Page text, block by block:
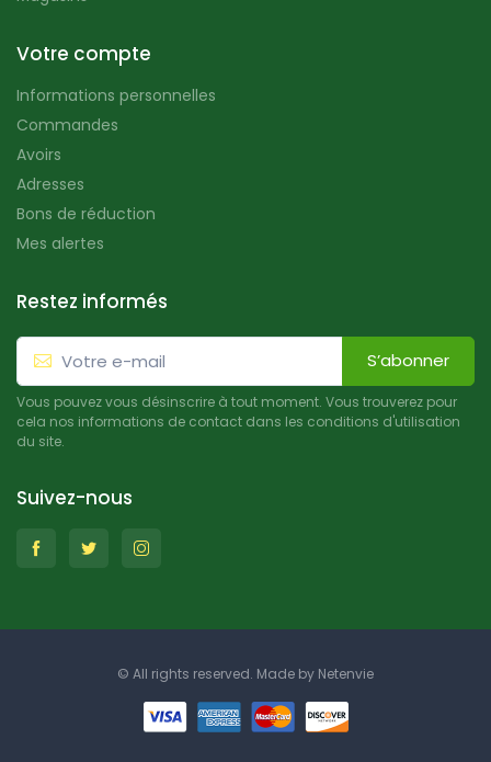
Votre compte
Informations personnelles
Commandes
Avoirs
Adresses
Bons de réduction
Mes alertes
Restez informés
S’abonner
Vous pouvez vous désinscrire à tout moment. Vous trouverez pour
cela nos informations de contact dans les conditions d'utilisation
du site.
Suivez-nous
© All rights reserved. Made by Netenvie